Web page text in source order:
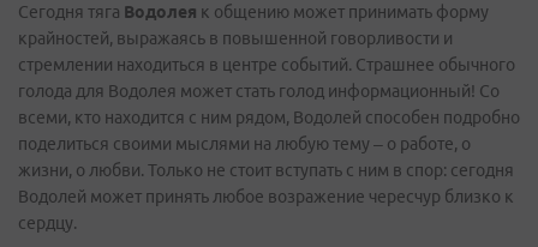
Сегодня тяга Водолея к общению может принимать форму
крайностей, выражаясь в повышенной говорливости и
стремлении находиться в центре событий. Страшнее обычного
голода для Водолея может стать голод информационный! Со
всеми, кто находится с ним рядом, Водолей способен подробно
поделиться своими мыслями на любую тему – о работе, о
жизни, о любви. Только не стоит вступать с ним в спор: сегодня
Водолей может принять любое возражение чересчур близко к
сердцу.